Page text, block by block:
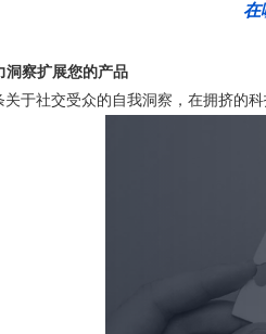
在
洞察扩展您的产品
于社交受众的自我洞察，在拥挤的